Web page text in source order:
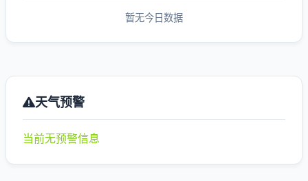
暂无今日数据
天气预警
当前无预警信息